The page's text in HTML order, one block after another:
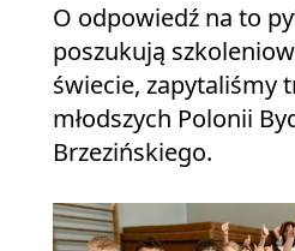
O odpowiedź na to
poszukują
świecie, zapytaliśmy
młodszych Polonii
Brzezińskiego.